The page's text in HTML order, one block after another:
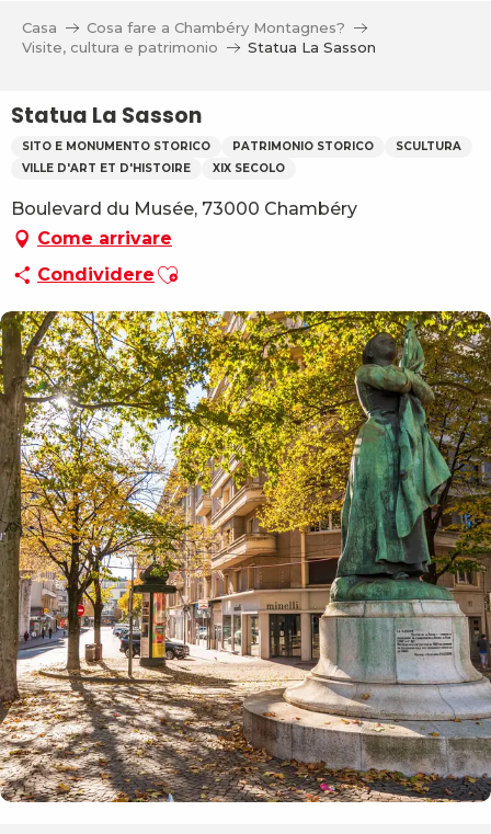
Casa
Cosa fare a Chambéry Montagnes?
Visite, cultura e patrimonio
Statua La Sasson
Statua La Sasson
SITO E MONUMENTO STORICO PATRIMONIO STORICO
SCULTURA
VILLE D'ART ET D'HISTOIRE
XIX SECOLO
Boulevard du Musée, 73000 Chambéry
Come arrivare
Condividere Ajouter aux favoris